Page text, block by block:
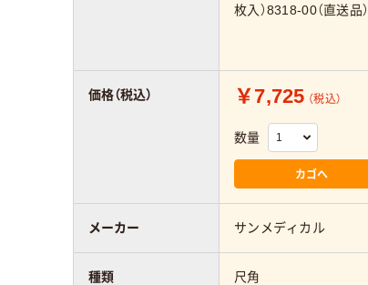
枚入）8318-00（直送品）
価格（税込） ￥7,725 （税込）
数量
カゴへ
メーカー サンメディカル
種類 尺角